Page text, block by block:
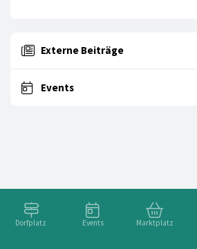
Dorfplatz Events Marktplatz
Externe Beiträge
Events